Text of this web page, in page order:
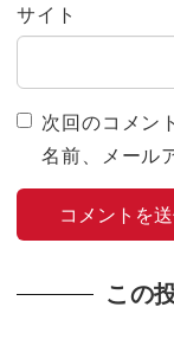
サイト
次回のコメン
名前、メール
この